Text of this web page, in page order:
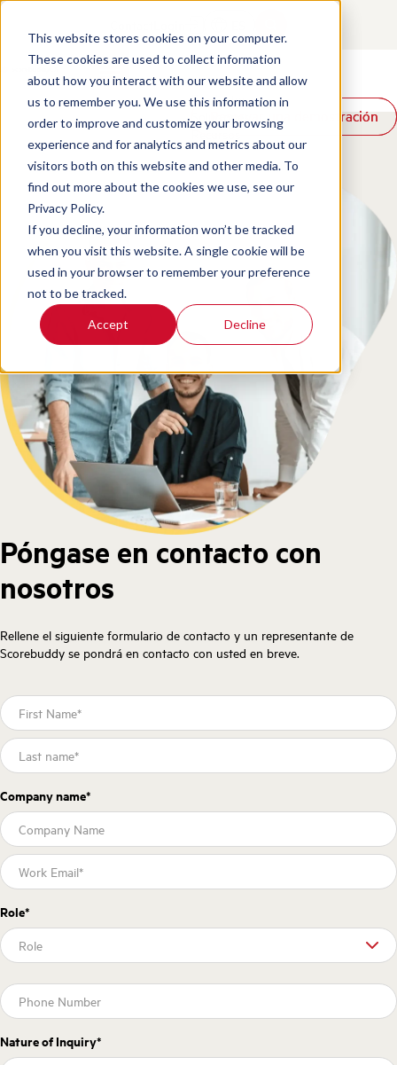
This website stores cookies on your computer.
These cookies are used to collect information
about how you interact with our website and allow
us to remember you. We use this information in
order to improve and customize your browsing
experience and for analytics and metrics about our
visitors both on this website and other media. To
find out more about the cookies we use, see our
Privacy Policy.
If you decline, your information won’t be tracked
when you visit this website. A single cookie will be
used in your browser to remember your preference
not to be tracked.
Accept Decline
Productos
Soluciones
Recursos
Reservar una demostración
Reservar una demostración
Póngase en contacto con
nosotros
Rellene el siguiente formulario de contacto y un representante de
Scorebuddy se pondrá en contacto con usted en breve.
Company name*
Role*
Nature of Inquiry*